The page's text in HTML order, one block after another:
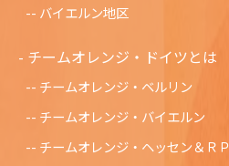
バイエルン地区
チームオレンジ・ドイツとは
チームオレンジ・ベルリン
チームオレンジ・バイエルン
チームオレンジ・ヘッセン＆ＲＰ